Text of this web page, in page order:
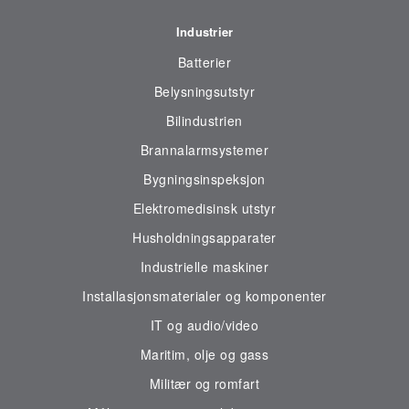
Industrier
Batterier
Belysningsutstyr
Bilindustrien
Brannalarmsystemer
Bygningsinspeksjon
Elektromedisinsk utstyr
Husholdningsapparater
Industrielle maskiner
Installasjonsmaterialer og komponenter
IT og audio/video
Maritim, olje og gass
Militær og romfart